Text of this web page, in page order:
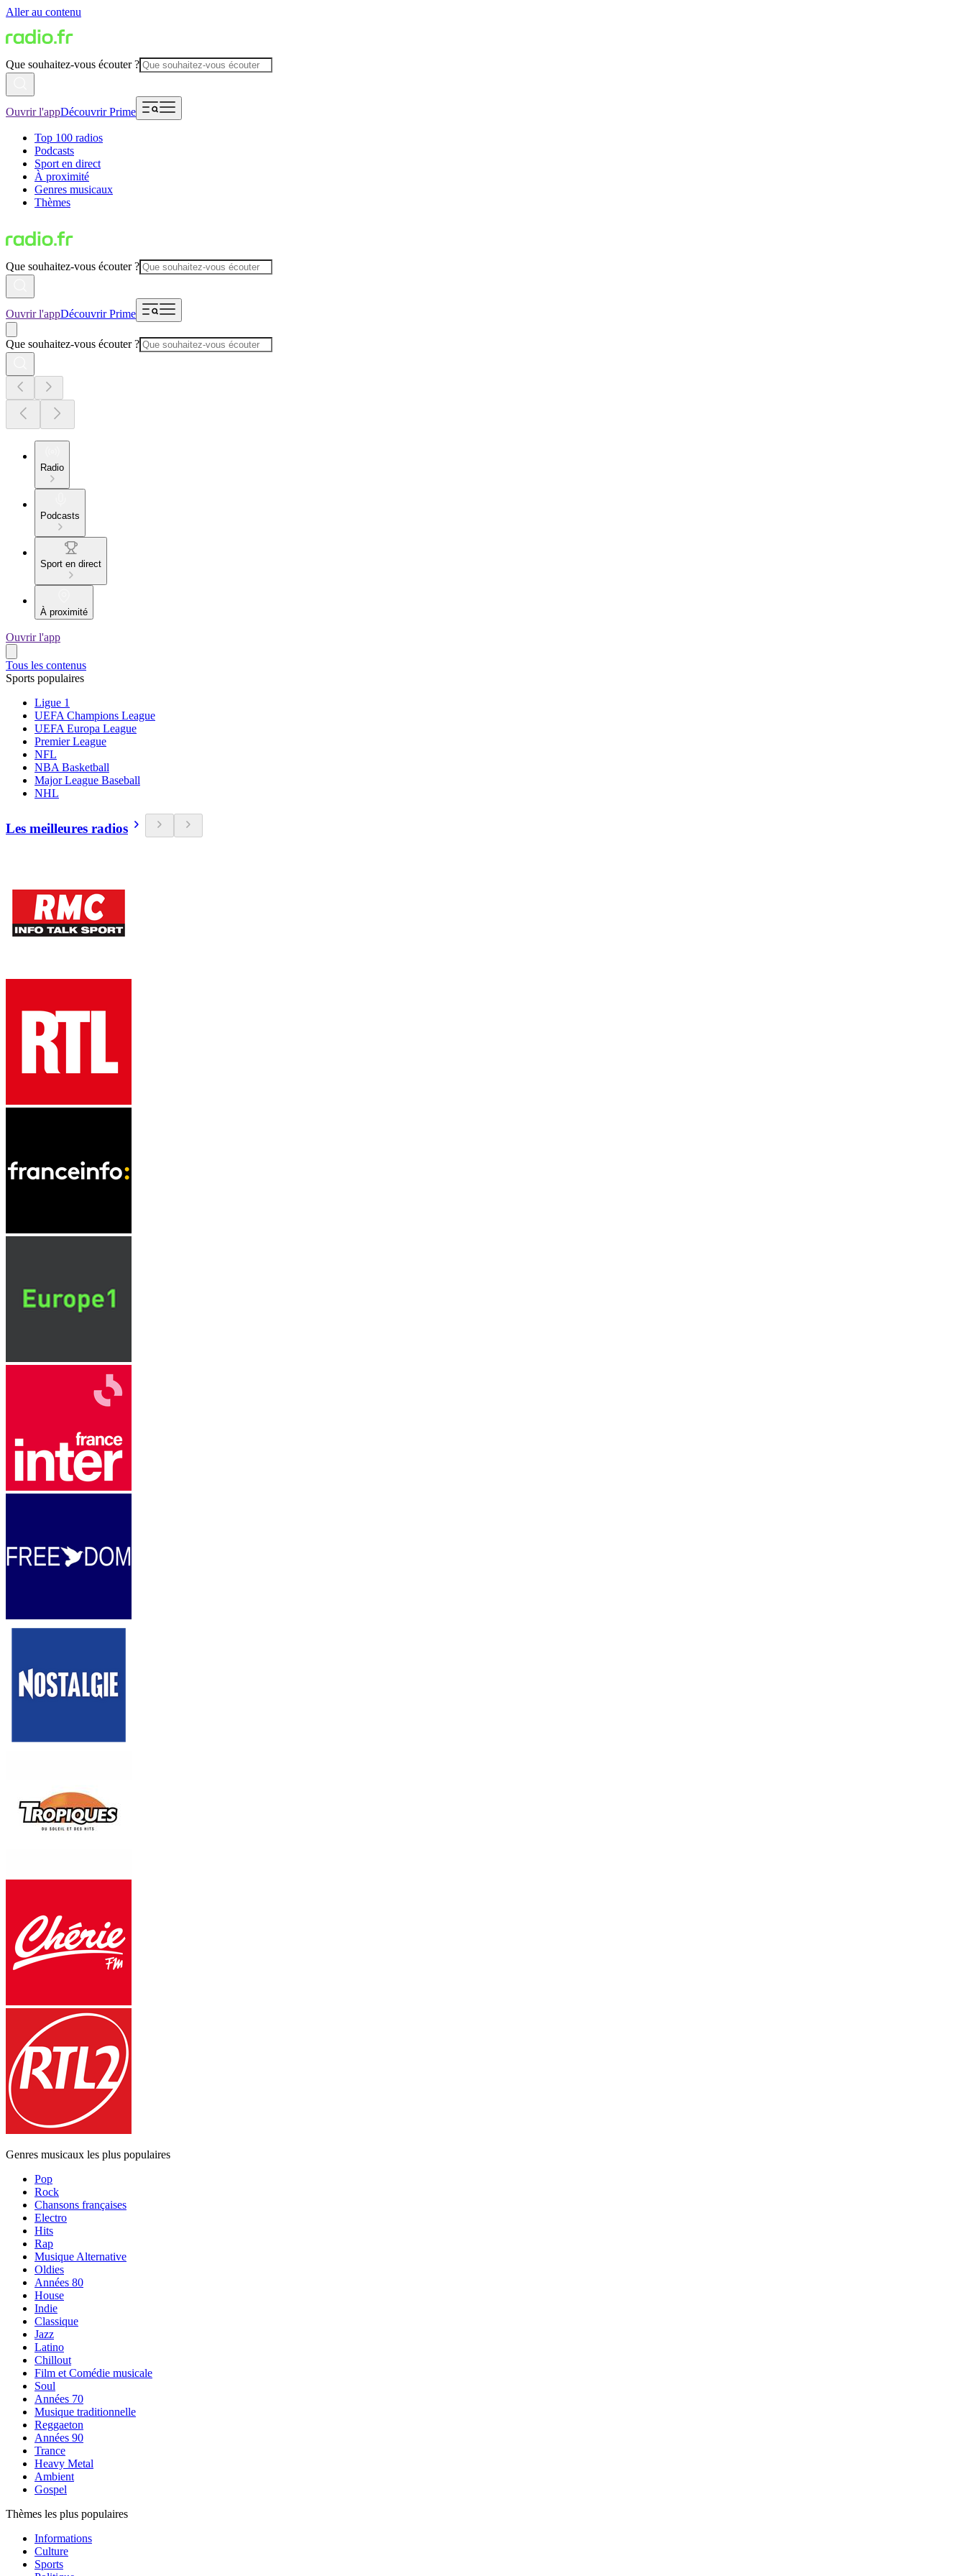
Aller au contenu
Que souhaitez-vous écouter ?
Ouvrir l'appDécouvrir Prime
Top 100 radios
Podcasts
Sport en direct
À proximité
Genres musicaux
Thèmes
Que souhaitez-vous écouter ?
Ouvrir l'appDécouvrir Prime
Que souhaitez-vous écouter ?
Radio
Podcasts
Sport en direct
À proximité
Ouvrir l'app
Tous les contenus
Sports populaires
Ligue 1
UEFA Champions League
UEFA Europa League
Premier League
NFL
NBA Basketball
Major League Baseball
NHL
Les meilleures radios
Genres musicaux les plus populaires
Pop
Rock
Chansons françaises
Electro
Hits
Rap
Musique Alternative
Oldies
Années 80
House
Indie
Classique
Jazz
Latino
Chillout
Film et Comédie musicale
Soul
Années 70
Musique traditionnelle
Reggaeton
Années 90
Trance
Heavy Metal
Ambient
Gospel
Thèmes les plus populaires
Informations
Culture
Sports